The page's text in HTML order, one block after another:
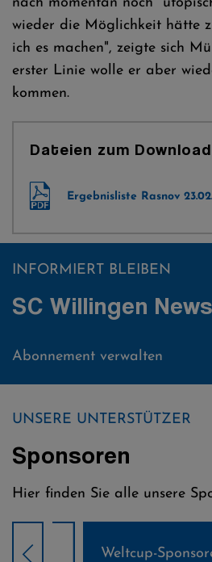
wieder die Möglichkeit hätte
ich es machen", zeigte sich
erster Linie wolle er aber
kommen.
Dateien zum Download
Ergebnisliste Rasnov
INFORMIERT BLEIBEN
SC Willingen
Abonnement verwalten
UNSERE UNTERSTÜTZER
Sponsoren
Hier finden Sie alle unsere
Weltcup-Sponsoren